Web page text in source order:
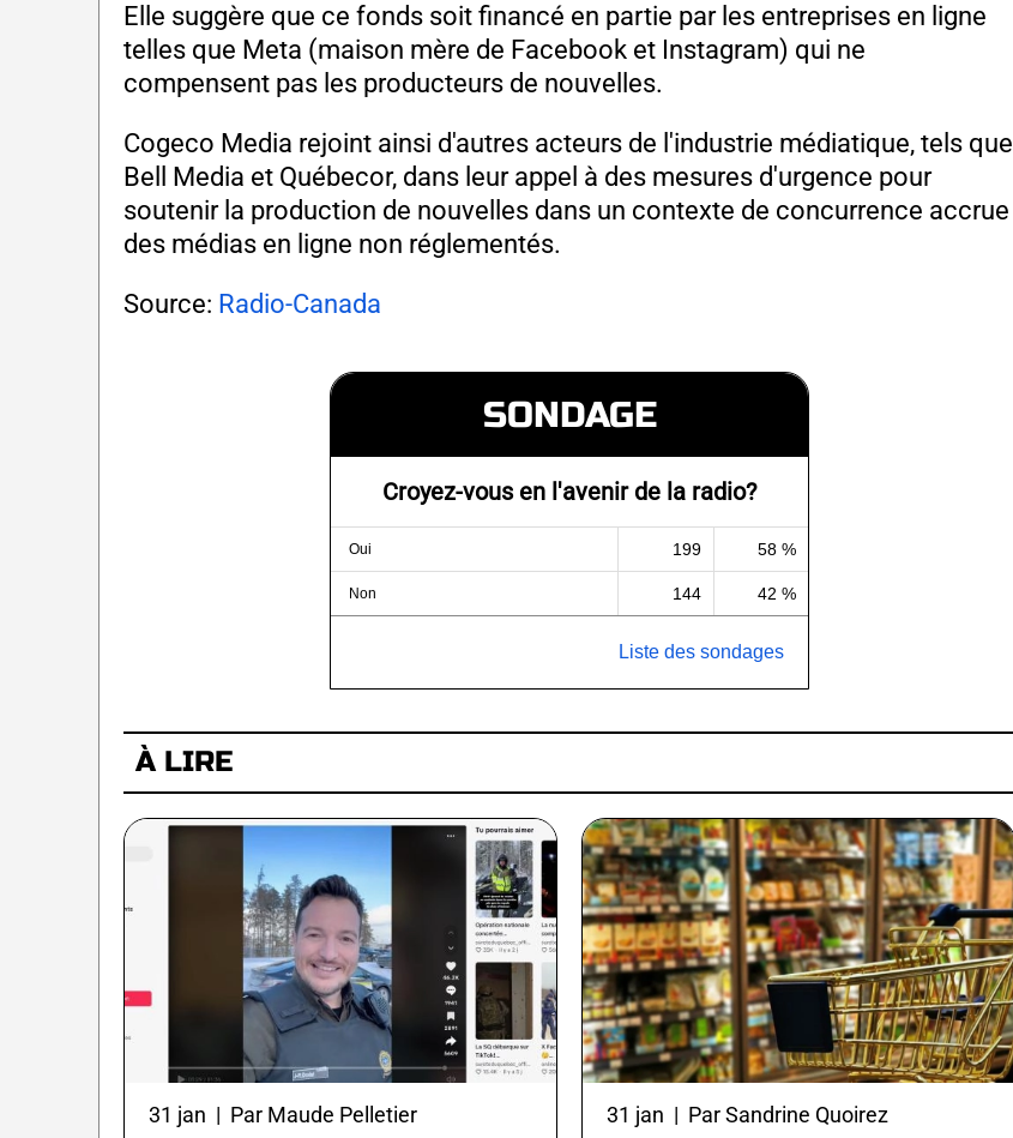
Elle suggère que ce fonds soit financé en partie par les entreprises en ligne
telles que Meta (maison mère de Facebook et Instagram) qui ne
compensent pas les producteurs de nouvelles.
Cogeco Media rejoint ainsi d'autres acteurs de l'industrie médiatique, tels que
Bell Media et Québecor, dans leur appel à des mesures d'urgence pour
soutenir la production de nouvelles dans un contexte de concurrence accrue
des médias en ligne non réglementés.
Source: Radio-Canada
SONDAGE
Croyez-vous en l'avenir de la radio?
Oui 199 58 %
Non 144 42 %
Liste des sondages
À LIRE
31 jan | Par Maude Pelletier 31 jan | Par Sandrine Quoirez